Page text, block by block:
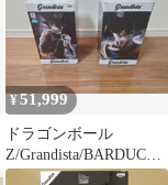
¥51,999
ドラゴンボール
Z/Grandista/BARDUCK/
SON GOKOU#2